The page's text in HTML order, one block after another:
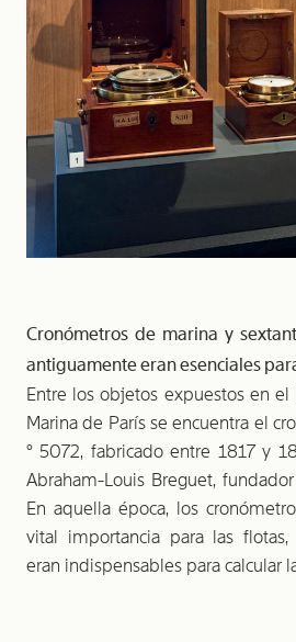
Cronómetros de marina y
antiguamente eran esenciales
Entre los objetos expuestos en
Marina de París se encuentra el
° 5072, fabricado entre 1817 y
Abraham-Louis Breguet,
En aquella época, los
vital importancia para las
eran indispensables para calcular